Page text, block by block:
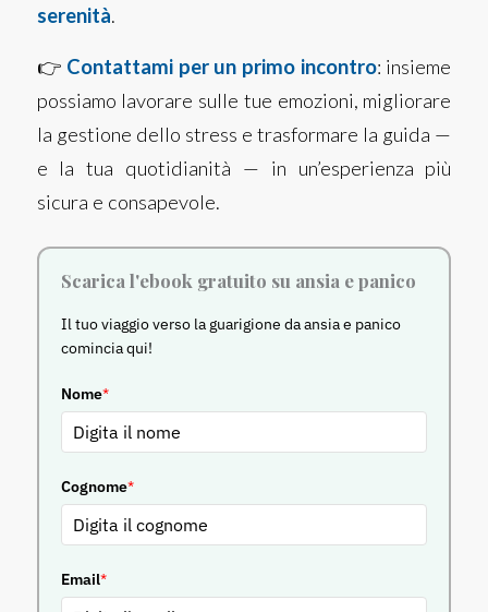
serenità.
👉 Contattami per un primo incontro: insieme
possiamo lavorare sulle tue emozioni, migliorare
la gestione dello stress e trasformare la guida —
e la tua quotidianità — in un’esperienza più
sicura e consapevole.
Scarica l'ebook gratuito su ansia e panico
Il tuo viaggio verso la guarigione da ansia e panico
comincia qui!
Nome*
Cognome*
Email*